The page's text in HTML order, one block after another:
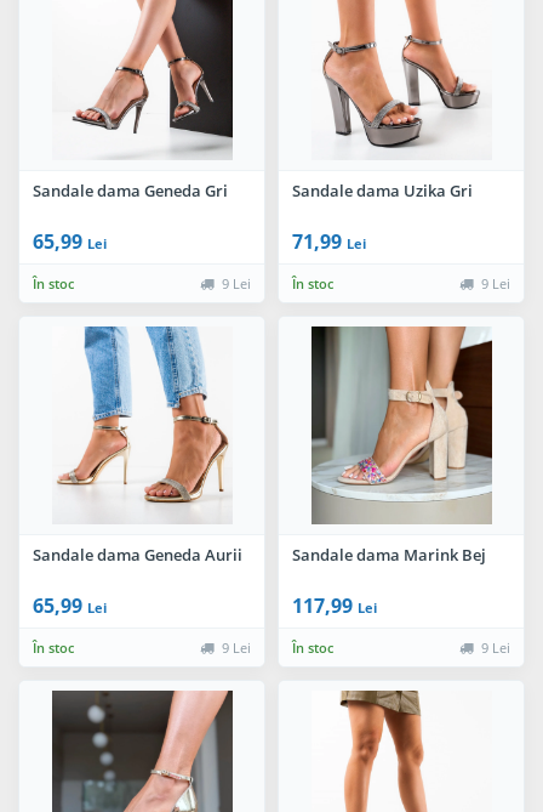
Sandale dama Geneda Gri
65,99 Lei
În stoc 9 Lei
Sandale dama Uzika Gri
71,99 Lei
În stoc 9 Lei
Sandale dama Geneda Aurii
65,99 Lei
În stoc 9 Lei
Sandale dama Marink Bej
117,99 Lei
În stoc 9 Lei